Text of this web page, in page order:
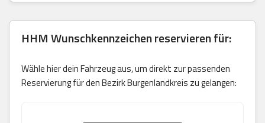
HHM Wunschkennzeichen reservieren für:
Wähle hier dein Fahrzeug aus, um direkt zur passenden
Reservierung für den Bezirk Burgenlandkreis zu gelangen: